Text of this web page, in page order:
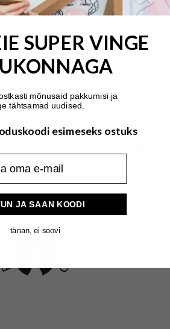
MEHED
A MATCH
SUPER VINGE
mõnusaid pakkumisi ja
tähtsamad uudised.
esimeseks ostuks
LIITUN JA SAAN KOODI
tänan, ei soovi